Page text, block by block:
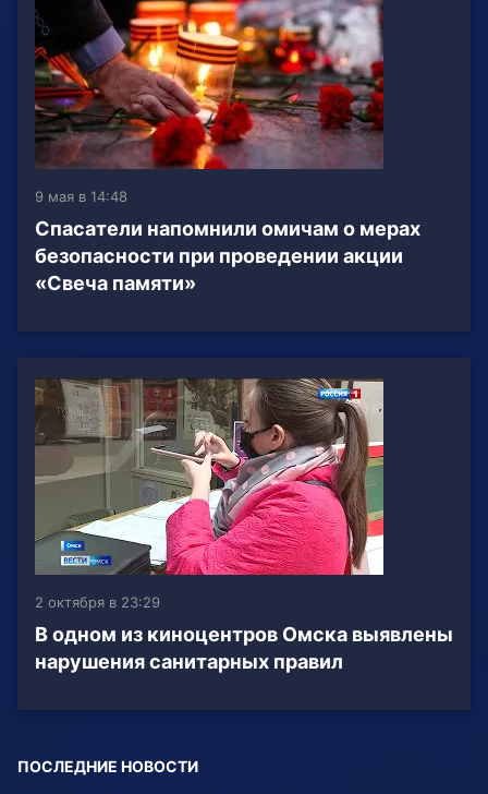
9 мая в 14:48
Спасатели напомнили омичам о мерах
безопасности при проведении акции
«Свеча памяти»
2 октября в 23:29
В одном из киноцентров Омска выявлены
нарушения санитарных правил
ПОСЛЕДНИЕ НОВОСТИ